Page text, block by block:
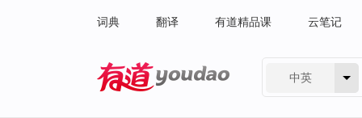
词典 翻译 有道精品课 云笔记
中英